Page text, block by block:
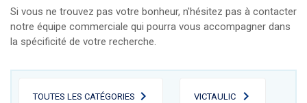
Si vous ne trouvez pas votre bonheur, n'hésitez pas à contacter
notre équipe commerciale qui pourra vous accompagner dans
la spécificité de votre recherche.
TOUTES LES CATÉGORIES VICTAULIC